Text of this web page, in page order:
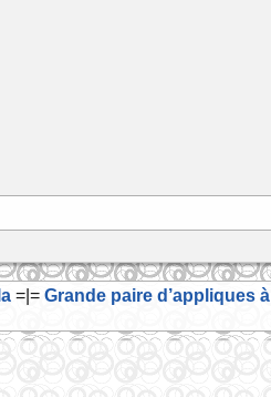
=|= Grande paire d’appliques